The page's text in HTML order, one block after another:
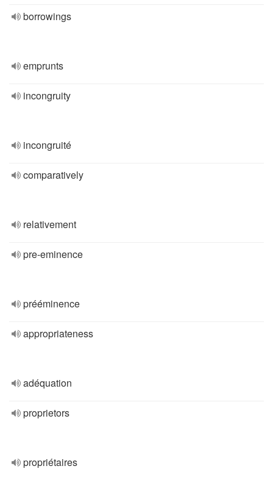
borrowings
emprunts
incongruity
incongruité
comparatively
relativement
pre-eminence
prééminence
appropriateness
adéquation
proprietors
propriétaires